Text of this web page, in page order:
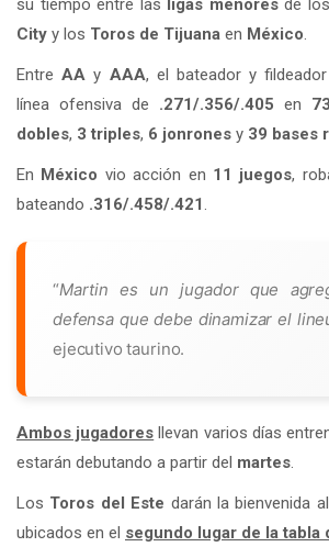
su tiempo entre las ligas menoresde los
City y los Toros de Tijuana en México.
EntreAA y AAA, el bateador y
línea ofensiva de .271/.356/.405 en
dobles, 3 triples, 6 jonrones y 39 bases
En México vio acción en 11 juegos,
bateando .316/.458/.421 .
“Martin es un jugador que
defensa que debe dinamizar el
ejecutivo taurino.
Ambos jugadores llevan varios días
estarán debutando a partir del martes.
Los Toros del Este darán la bienvenida
ubicados en el segundo lugar de la tabla